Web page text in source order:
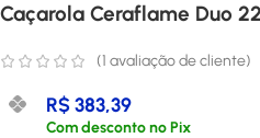
Caçarola Ceraflame Duo
(1 avaliação de cliente)
R$383,39
Com desconto no Pix